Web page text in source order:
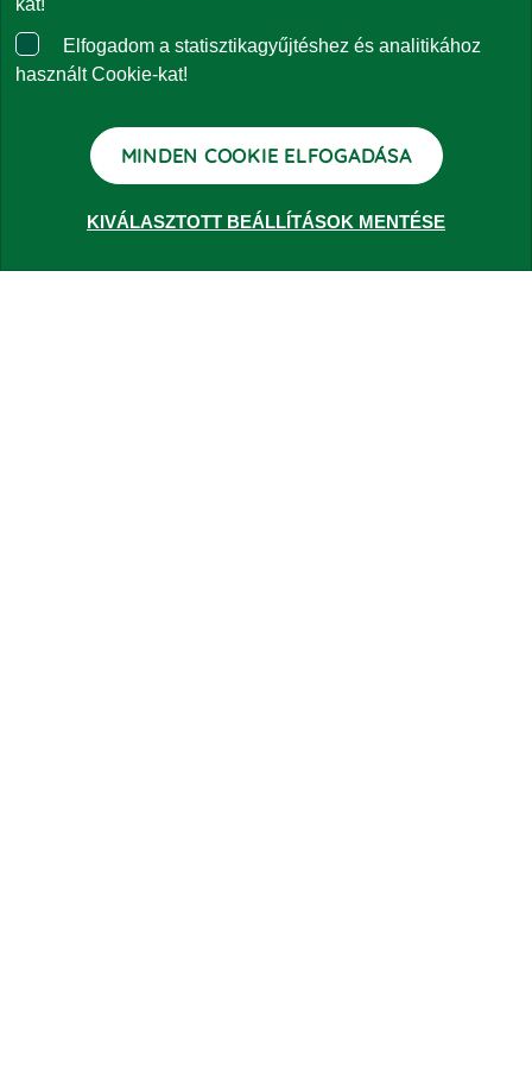
Panaszkezelés
Kapcsolat
Elfogadom a statisztikagyűjtéshez és analitikához
használt Cookie-kat!
MINDEN COOKIE ELFOGADÁSA
KIVÁLASZTOTT BEÁLLÍTÁSOK MENTÉSE